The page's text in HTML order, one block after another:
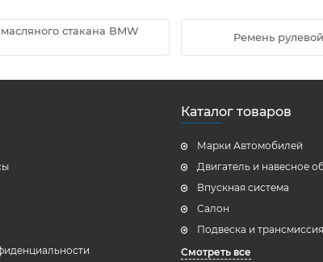
стакана BMW
Ремень
Каталог товаров
Марки Автомобилей
Двигатель и навесное
Впускная система
Салон
Подвеска и трансмиссия
Смотреть все